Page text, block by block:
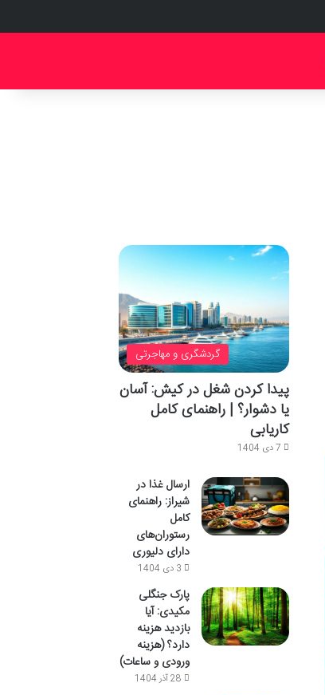
گردشگری و مهاجرتی
پیدا کردن شغل در کیش: آسان
یا دشوار؟ | راهنمای کامل
کاریابی
7 دی 1404
ارسال غذا در
شیراز: راهنمای
کامل
رستوران‌های
دارای دلیوری
3 دی 1404
پارک جنگلی
مکیدی: آیا
بازدید هزینه
دارد؟ (هزینه
ورودی و ساعات)
28 آذر 1404